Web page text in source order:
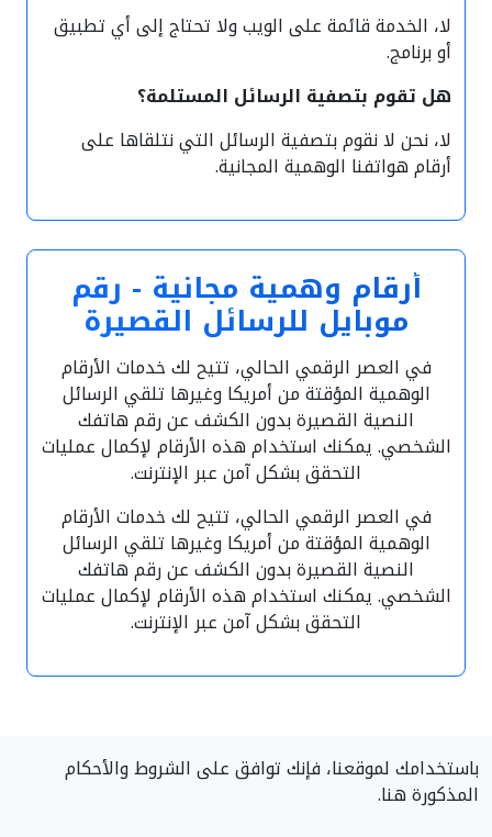
لا، الخدمة قائمة على الويب ولا تحتاج إلى أي تطبيق
أو برنامج.
هل تقوم بتصفية الرسائل المستلمة؟
لا، نحن لا نقوم بتصفية الرسائل التي نتلقاها على
أرقام هواتفنا الوهمية المجانية.
أرقام وهمية مجانية - رقم
موبايل للرسائل القصيرة
في العصر الرقمي الحالي، تتيح لك خدمات الأرقام
الوهمية المؤقتة من أمريكا وغيرها تلقي الرسائل
النصية القصيرة بدون الكشف عن رقم هاتفك
الشخصي. يمكنك استخدام هذه الأرقام لإكمال عمليات
التحقق بشكل آمن عبر الإنترنت.
في العصر الرقمي الحالي، تتيح لك خدمات الأرقام
الوهمية المؤقتة من أمريكا وغيرها تلقي الرسائل
النصية القصيرة بدون الكشف عن رقم هاتفك
الشخصي. يمكنك استخدام هذه الأرقام لإكمال عمليات
التحقق بشكل آمن عبر الإنترنت.
باستخدامك لموقعنا، فإنك توافق على الشروط والأحكام
المذكورة هنا.